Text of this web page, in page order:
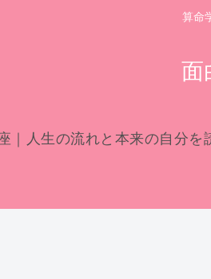
算命
｜人生の流れと本来の自分を